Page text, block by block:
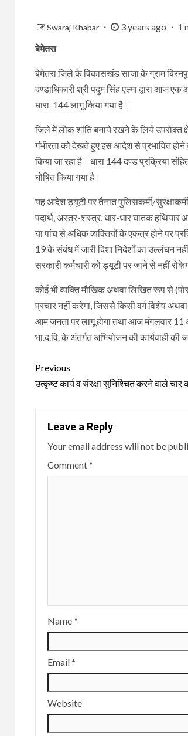
Swaraj Khabar 3 years ago 1
बेमेतरा
बेमेतरा जिले के विकासखंड साजा के ग्राम
दण्डाधिकारी श्री पदुम सिंह एल्मा द्वारा आज
धारा-144 लागू किया गया है।
जिले में लोक शांति बनाये रखने के लिये उपरोक्त
गंभीरता को देखते हुए इस आदेश से प्रभावित होने
किया जा रहा है। धारा 144 दण्ड प्रक्रिया
घोषित किया गया है।
यह आदेश ड्यूटी पर तैनात पुलिसकर्मी/
पदार्थ, अस्त्र-शस्त्र, धार-धार घातक हथियार
या पांच से अधिक व्यक्तियों के एकत्र होने पर
19 के संबंध में जारी दिशा निदेर्शों का उल्लंघन
सरकारी कर्मचारी को ड्यूटी पर जाने से नहीं
कोई भी व्यक्ति मौखिक अथवा लिखित रूप से
प्रचार नहीं करेगा, जिससे किसी वर्ग विशेष
आम जनता पर लागू होगा तथा आज मंगलवार
भा.द.वि. के अंतर्गत अभियोजन की कार्यवाही की
Continue
Reading
Previous
उत्कृष्ट कार्य व संरक्षा सुनिश्चित करने वाले चार
Leave a Reply
Your email address will not be
Comment*
Name*
Email*
Website